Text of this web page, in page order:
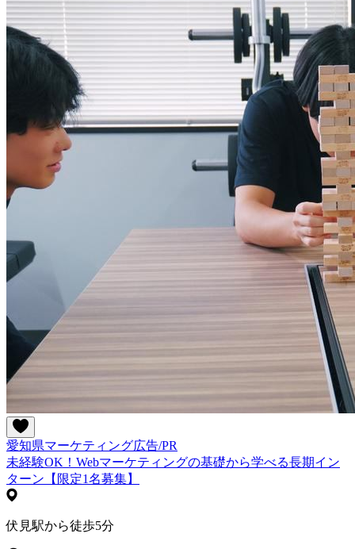
愛知県マーケティング広告/PR
未経験OK！Webマーケティングの基礎から学べる長期イン
ターン【限定1名募集】
伏見駅から徒歩5分